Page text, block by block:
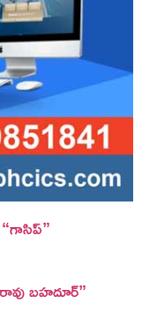
“గాసిప్”
బహదూర్”